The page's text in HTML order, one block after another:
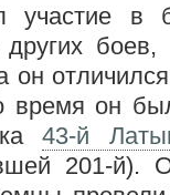
участие в
боев,
он
время он
43-й
201-й).